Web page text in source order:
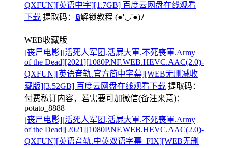
QXFUN][英语中字][1.7GB] 百度云网盘在线观看
下载 提取码： 🔒解锁教程 (●'◡'●)ﾉ
WEB收藏版
[丧尸电影][活死人军团.活屍大軍.不死喪軍.Army
of the Dead][2021][1080P.NF.WEB.HEVC.AAC(2.0)-
QXFUN][英语音轨.官方简中字幕][WEB无删减收
藏版][3.52GB] 百度云网盘在线观看下载 提取码：
付费私订内容，若需要可加微信(备注来意)：
potato_8888
[丧尸电影][活死人军团.活屍大軍.不死喪軍.Army
of the Dead][2021][1080P.NF.WEB.HEVC.AAC(2.0)-
QXFUN][英语音轨.中英双语字幕_FIX][WEB无删